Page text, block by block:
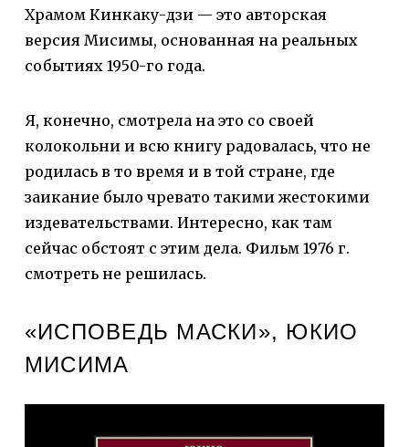
Храмом Кинкаку-дзи — это авторская
версия Мисимы, основанная на реальных
событиях 1950-го года.
Я, конечно, смотрела на это со своей
колокольни и всю книгу радовалась, что не
родилась в то время и в той стране, где
заикание было чревато такими жестокими
издевательствами. Интересно, как там
сейчас обстоят с этим дела. Фильм 1976 г.
смотреть не решилась.
«ИСПОВЕДЬ МАСКИ», ЮКИО
МИСИМА